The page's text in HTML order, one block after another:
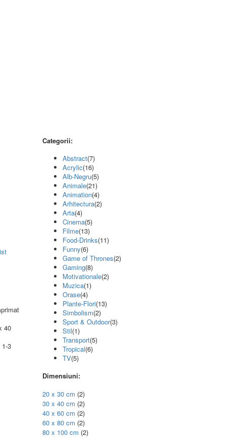
40
3
Categorii:
Abstract(7)
Acrylic(16)
Alb-Negru(5)
Animale(21)
Animation(4)
Arhitectura(2)
Arta(4)
Cinema(5)
Filme(13)
Food-Drinks(11)
Funny(6)
Game of Thrones(2)
Gaming(8)
Motivationale(2)
Muzica(1)
Orase(4)
Plante-Flori(13)
Simbolism(2)
Sport & Outdoor(3)
Stil(1)
Transport(5)
Tropical(6)
TV(5)
Dimensiuni:
20 x 30 cm (2)
30 x 40 cm (2)
40 x 60 cm (2)
60 x 80 cm (2)
80 x 100 cm (2)